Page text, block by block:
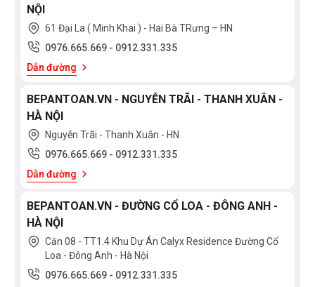
NỘI
61 Đại La ( Minh Khai ) - Hai Bà TRưng – HN
0976.665.669 - 0912.331.335
Dẫn đường
BEPANTOAN.VN - NGUYỄN TRÃI - THANH XUÂN -
HÀ NỘI
Nguyễn Trãi - Thanh Xuân - HN
0976.665.669 - 0912.331.335
Dẫn đường
BEPANTOAN.VN - ĐƯỜNG CỔ LOA - ĐÔNG ANH -
HÀ NỘI
Căn 08 - TT1.4 Khu Dự Án Calyx Residence Đường Cổ
Loa - Đông Anh - Hà Nội
0976.665.669 - 0912.331.335